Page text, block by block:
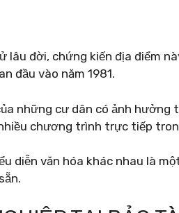
lâu đời, chứng kiến ​​địa điểm
đầu vào năm 1981.
những cư dân có ảnh hưởng
chương trình trực tiếp
diễn văn hóa khác nhau là